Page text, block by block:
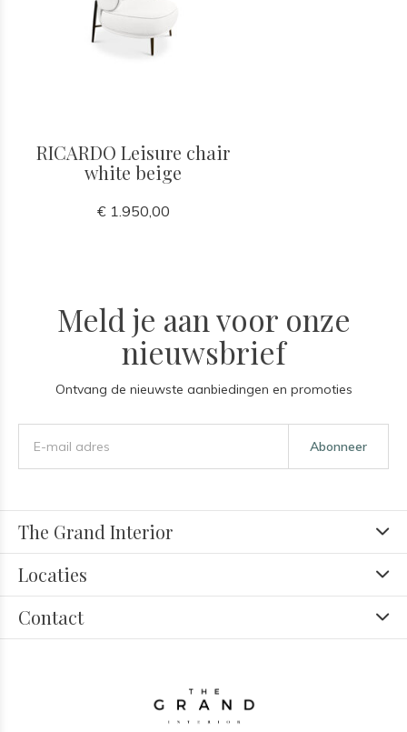
RICARDO Leisure chair
white beige
€ 1.950,00
Meld je aan voor onze
nieuwsbrief
Ontvang de nieuwste aanbiedingen en promoties
Abonneer
The Grand Interior
Locaties
Contact